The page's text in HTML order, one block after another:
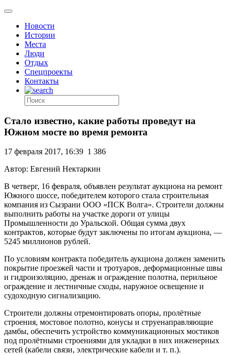
Новости
Истории
Места
Люди
Отдых
Спецпроекты
Контакты
Стало известно, какие работы проведут на
Южном мосте во время ремонта
17 февраля 2017, 16:39 1 386
Автор: Евгений Нектаркин
В четверг, 16 февраля, объявлен результат аукциона на ремонт
Южного шоссе, победителем которого стала строительная
компания из Сызрани ООО «ПСК Волга». Строители должны
выполнить работы на участке дороги от улицы
Промышленности до Уральской. Общая сумма двух
контрактов, которые будут заключены по итогам аукциона, —
5245 миллионов рублей.
По условиям контракта победитель аукциона должен заменить
покрытие проезжей части и тротуаров, деформационные швы
и гидроизоляцию, дренаж и ограждение полотна, перильное
ограждение и лестничные сходы, наружное освещение и
судоходную сигнализацию.
Строители должны отремонтировать опоры, пролётные
строения, мостовое полотно, конусы и струенаправляющие
дамбы, обеспечить устройство коммуникационных мостиков
под пролётными строениями для укладки в них инженерных
сетей (кабели связи, электрические кабели и т. п.).